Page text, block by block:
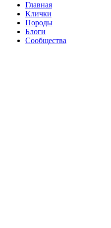
Главная
Клички
Породы
Блоги
Сообщества